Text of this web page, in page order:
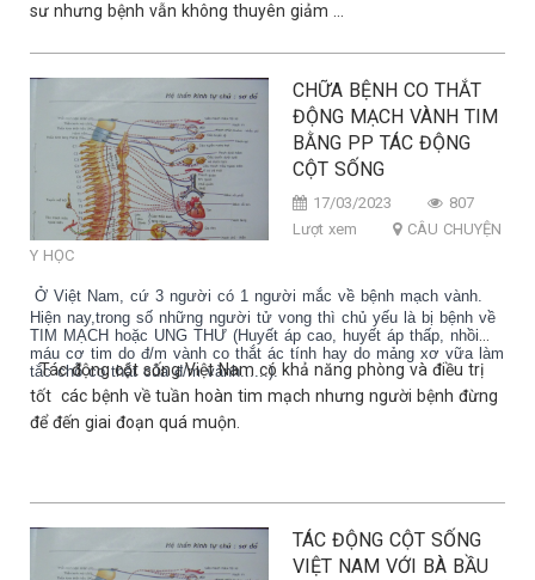
sư nhưng bệnh vẫn không thuyên giảm ...
CHỮA BỆNH CO THẮT
ĐỘNG MẠCH VÀNH TIM
BẰNG PP TÁC ĐỘNG
CỘT SỐNG
17/03/2023
807
Lượt xem
CÂU CHUYỆN
Y HỌC
Ở Việt Nam, cứ 3 người có 1 người mắc về bệnh mạch vành.
Hiện nay,trong số những người tử vong thì chủ yếu là bị bệnh về
TIM MẠCH hoặc UNG THƯ (Huyết áp cao, huyết áp thấp, nhồi
máu cơ tim do đ/m vành co thắt ác tính hay do mảng xơ vữa làm
tắc chỗ co thắt của đ/m vành......).
Tác động cột sống Việt Nam có khả năng phòng và điều trị
tốt các bệnh về tuần hoàn tim mạch nhưng người bệnh đừng
để đến giai đoạn quá muộn.
TÁC ĐỘNG CỘT SỐNG
VIỆT NAM VỚI BÀ BẦU